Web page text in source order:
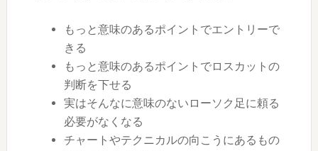
もっと意味のあるポイントでエントリーで
きる
もっと意味のあるポイントでロスカットの
判断を下せる
実はそんなに意味のないローソク足に頼る
必要がなくなる
チャートやテクニカルの向こうにあるもの